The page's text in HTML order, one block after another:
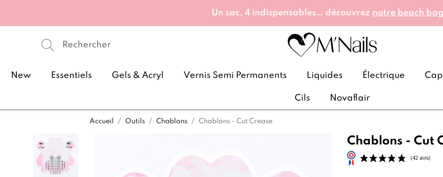
Un sac, 4 indispensables… découvrez notre beach bag
New Essentiels Gels & Acryl Vernis Semi Permanents Liquides Électrique
Cils Novaflair
Accueil Outils Chablons Chablons - Cut Crease
Chablons - Cut